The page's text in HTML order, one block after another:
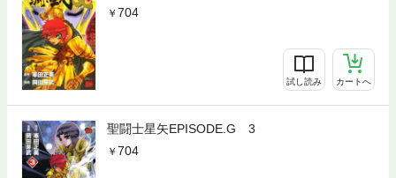
704
試し読み カートへ
聖闘士星矢EPISODE.G 3
704